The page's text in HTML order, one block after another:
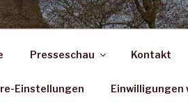
Presseschau Kontakt
Einstellungen Einwilligungen